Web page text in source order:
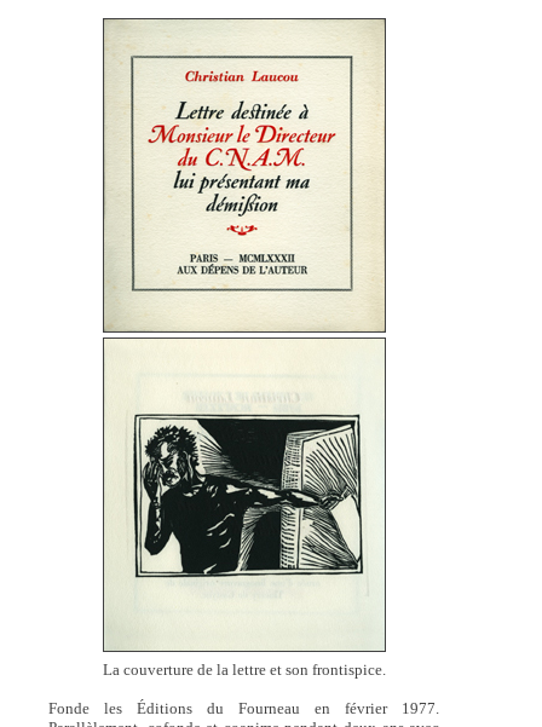
La couverture de la lettre et son frontispice.
Fonde les Éditions du Fourneau en février 1977.